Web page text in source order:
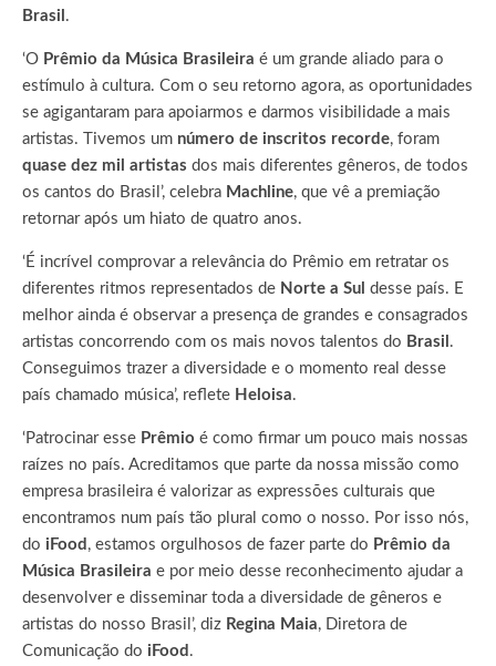
Brasil .
‘O Prêmio da Música Brasileira é um grande aliado para o
estímulo à cultura. Com o seu retorno agora, as oportunidades
se agigantaram para apoiarmos e darmos visibilidade a mais
artistas. Tivemos um número de inscritos recorde, foram
quase dez mil artistas dos mais diferentes gêneros, de todos
os cantos do Brasil’, celebra Machline, que vê a premiação
retornar após um hiato de quatro anos.
‘É incrível comprovar a relevância do Prêmio em retratar os
diferentes ritmos representados de Norte a Sul desse país. E
melhor ainda é observar a presença de grandes e consagrados
artistas concorrendo com os mais novos talentos do Brasil .
Conseguimos trazer a diversidade e o momento real desse
país chamado música’, reflete Heloisa.
‘Patrocinar esse Prêmio é como firmar um pouco mais nossas
raízes no país. Acreditamos que parte da nossa missão como
empresa brasileira é valorizar as expressões culturais que
encontramos num país tão plural como o nosso. Por isso nós,
do iFood , estamos orgulhosos de fazer parte do Prêmio da
Música Brasileira e por meio desse reconhecimento ajudar a
desenvolver e disseminar toda a diversidade de gêneros e
artistas do nosso Brasil’, diz Regina Maia, Diretora de
Comunicação do iFood .